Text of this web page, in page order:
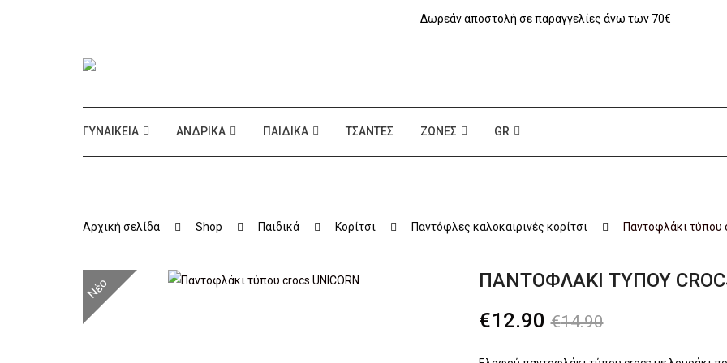
Δωρεάν αποστολή σε παραγγελίες άνω των 70€
ΓΥΝΑΙΚΕΊΑ ΑΝΔΡΙΚΆ ΠΑΙΔΙΚΆ ΤΣΆΝΤΕΣ ΖΏΝΕΣ GR
Αρχική σελίδα Shop Παιδικά Κορίτσι Παντόφλες καλοκαιρινές κορίτσι Παντοφλάκι τύπου
Νέο ΠΑΝΤΟΦΛΆΚΙ ΤΎΠΟΥ
€14.90Original
€12.90
Η